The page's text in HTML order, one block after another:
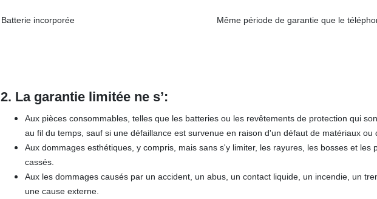
Batterie incorporée Même période de garantie que le
2. La garantie limitée ne s’:
Aux pièces consommables, telles que les batteries ou les revêtements de protection qui
au fil du temps, sauf si une défaillance est survenue en raison d'un défaut de matériaux ou
Aux dommages esthétiques, y compris, mais sans s'y limiter, les rayures, les bosses et les
cassés.
Aux les dommages causés par un accident, un abus, un contact liquide, un incendie, un
une cause externe.